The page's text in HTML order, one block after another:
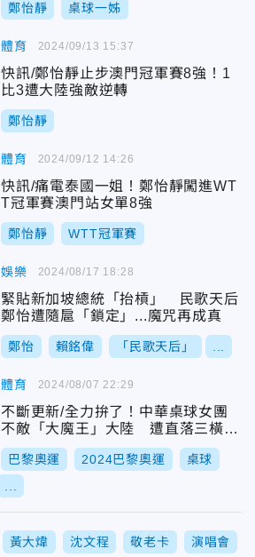
鄭怡靜 桌球一姊
體育
快訊/鄭怡靜止步澳門冠軍賽8強！1
比3遭大陸強敵逆轉
鄭怡靜
2024/09/13 15:37
體育
快訊/痛電泰國一姐！鄭怡靜闖進WT
T冠軍賽澳門站女單8強
鄭怡靜 WTT冠軍賽
2024/09/12 14:26
娛樂
緊貼新加坡總統「抬槓」 民歌天后
鄭怡遭隨扈「鎖定」...魔咒再成真
鄭怡 賴銘偉 「民歌天后」
2024/08/17 18:28
體育
不斷更新/全力拚了！中華桌球女團
不敵「大魔王」大陸 遭直落三橫掃
止步8強
巴黎奧運 2024巴黎奧運 桌球
2024/08/07 22:29
黃大煒 沈文程 敬老卡 演唱會